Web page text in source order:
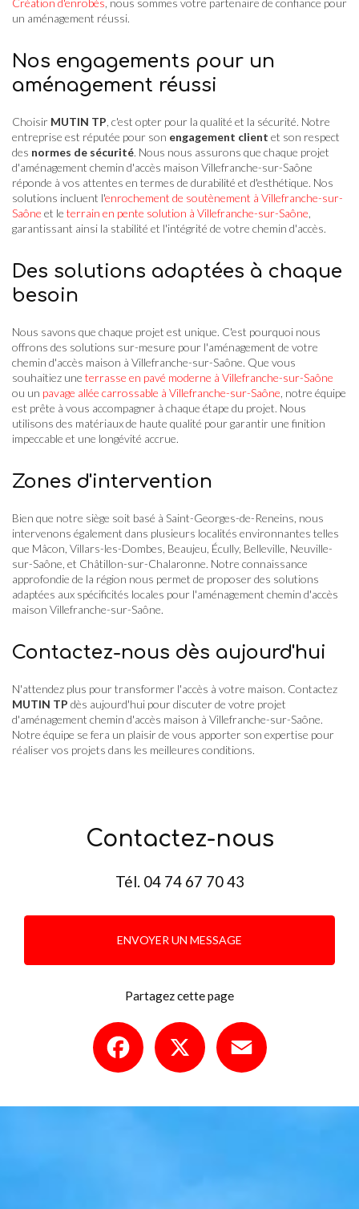
un aménagement réussi.
Nos engagements pour un
aménagement réussi
Choisir MUTIN TP , c'est opter pour la qualité et la sécurité. Notre
entreprise est réputée pour son engagement client et son respect
des normes de sécurité. Nous nous assurons que chaque projet
d'aménagement chemin d'accès maison Villefranche-sur-Saône
réponde à vos attentes en termes de durabilité et d'esthétique. Nos
solutions incluent l'enrochement de soutènement à Villefranche-sur-
Saône et le terrain en pente solution à Villefranche-sur-Saône
garantissant ainsi la stabilité et l'intégrité de votre chemin d'accès.
Des solutions adaptées à chaque
besoin
Nous savons que chaque projet est unique. C'est pourquoi nous
offrons des solutions sur-mesure pour l'aménagement de votre
chemin d'accès maison à Villefranche-sur-Saône. Que vous
souhaitiez une terrasse en pavé moderne à Villefranche-sur-Saône
ou un pavage allée carrossable à Villefranche-sur-Saône , notre équipe
est prête à vous accompagner à chaque étape du projet. Nous
utilisons des matériaux de haute qualité pour garantir une finition
impeccable et une longévité accrue.
Zones d'intervention
Bien que notre siège soit basé à Saint-Georges-de-Reneins, nous
intervenons également dans plusieurs localités environnantes telles
que Mâcon, Villars-les-Dombes, Beaujeu, Écully, Belleville, Neuville-
sur-Saône, et Châtillon-sur-Chalaronne. Notre connaissance
approfondie de la région nous permet de proposer des solutions
adaptées aux spécificités locales pour l'aménagement chemin d'accès
maison Villefranche-sur-Saône.
Contactez-nous dès aujourd'hui
N'attendez plus pour transformer l'accès à votre maison. Contactez
MUTIN TP dès aujourd'hui pour discuter de votre projet
d'aménagement chemin d'accès maison à Villefranche-sur-Saône.
Notre équipe se fera un plaisir de vous apporter son expertise pour
réaliser vos projets dans les meilleures conditions.
Contactez-nous
Tél. 04 74 67 70 43
ENVOYER UN MESSAGE
Partagez cette page
Facebook